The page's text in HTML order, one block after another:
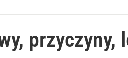
przyczyny,